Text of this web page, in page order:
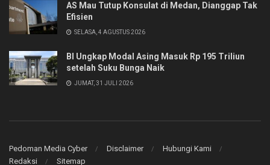
AS Mau Tutup Konsulat di Medan, Dianggap Tak
Efisien
SELASA, 4 AGUSTUS 2026
BI Ungkap Modal Asing Masuk Rp 195 Triliun
setelah Suku Bunga Naik
JUMAT, 31 JULI 2026
Pedoman Media Cyber Disclaimer
Hubungi Kami
Redaksi
Sitemap